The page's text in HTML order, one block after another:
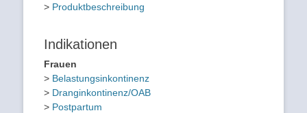
> Produktbeschreibung
Indikationen
Frauen
> Belastungsinkontinenz
> Dranginkontinenz/OAB
> Postpartum